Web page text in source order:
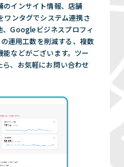
のインサイト情報、店舗
ワンタグでシステム連携さ
、Googleビジネスプロフィ
運用工数を削減する、複数
などがございます。ツー
、お気軽にお問い合わせ